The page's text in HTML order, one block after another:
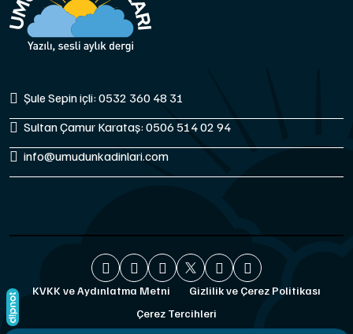
Şule Sepin içli: 0532 360 48 31
Sultan Çamur Karataş: 0506 514 02 94
info@umudunkadinlari.com
KVKK ve Aydınlatma Metni
Gizlilik ve Çerez Politikası
Çerez Tercihleri